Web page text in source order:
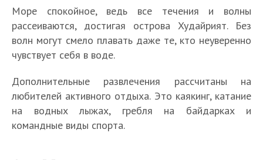
Море спокойное, ведь все течения и волны
рассеиваются, достигая острова Худайрият. Без
волн могут смело плавать даже те, кто неуверенно
чувствует себя в воде.
Дополнительные развлечения рассчитаны на
любителей активного отдыха. Это каякинг, катание
на водных лыжах, гребля на байдарках и
командные виды спорта.